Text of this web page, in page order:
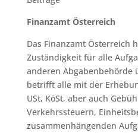
Finanzamt Österreich
Das Finanzamt Österreich
Zuständigkeit für alle
anderen Abgabenbehörde
betrifft alle mit der
USt, KöSt, aber auch
Verkehrssteuern,
zusammenhängenden